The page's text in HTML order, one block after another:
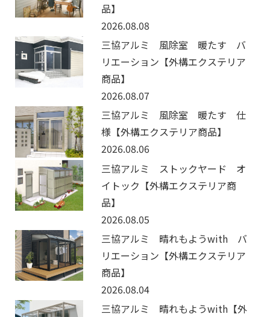
品】
2026.08.08
三協アルミ 風除室 暖たす バ
リエーション【外構エクステリア
商品】
2026.08.07
三協アルミ 風除室 暖たす 仕
様【外構エクステリア商品】
2026.08.06
三協アルミ ストックヤード オ
イトック【外構エクステリア商
品】
2026.08.05
三協アルミ 晴れもようwith バ
リエーション【外構エクステリア
商品】
2026.08.04
三協アルミ 晴れもようwith【外